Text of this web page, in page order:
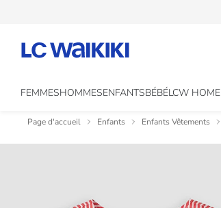
FEMMESHOMMESENFANTSBÉBÉLCW HOME
Page d'accueil Enfants Enfants Vêtements